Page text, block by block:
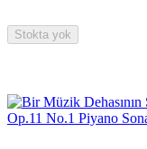
Stokta yok